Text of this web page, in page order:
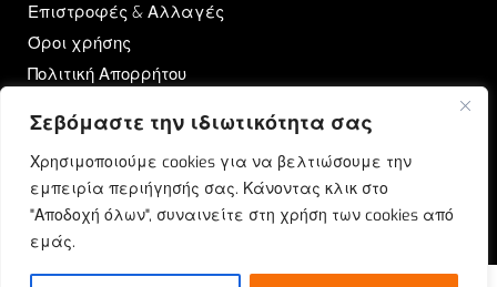
Σεβόμαστε την ιδιωτικότητα σας
Χρησιμοποιούμε cookies για να βελτιώσουμε την
εμπειρία περιήγησής σας. Κάνοντας κλικ στο
"Αποδοχή όλων", συναινείτε στη χρήση των cookies από
εμάς.
Επιστροφές & Αλλαγές
Όροι χρήσης
Πολιτική Απορρήτου
OUTRUN
Ποιοι Είμαστε
Επικοινωνία
Blog